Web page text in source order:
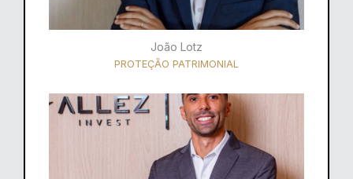
João Lotz
PROTEÇÃO PATRIMONIAL